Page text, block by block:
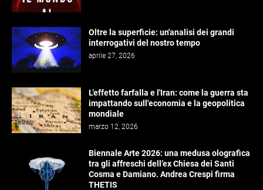
Oltre la superficie: un'analisi dei grandi
interrogativi del nostro tempo
aprile 27, 2026
L’effetto farfalla e l'Iran: come la guerra sta
impattando sull'economia e la geopolitica
mondiale
marzo 12, 2026
Biennale Arte 2026: una medusa olografica
tra gli affreschi dell’ex Chiesa dei Santi
Cosma e Damiano. Andrea Crespi firma
THETIS